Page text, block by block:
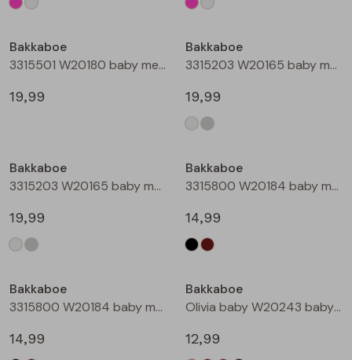
Bakkaboe
3315501 W20180 baby meisjes gilet/hesje Taupe
19,99
Bakkaboe
3315203 W20165 baby meisjes lange broek Cream
19,99
Bakkaboe
3315203 W20165 baby meisjes lange broek Grijs midden
19,99
Bakkaboe
3315800 W20184 baby meisjes rok kort Zwart
14,99
Bakkaboe
3315800 W20184 baby meisjes rok kort Bruin donker
14,99
Bakkaboe
Olivia baby W20243 baby meisjes T-shirt lm Kit
12,99